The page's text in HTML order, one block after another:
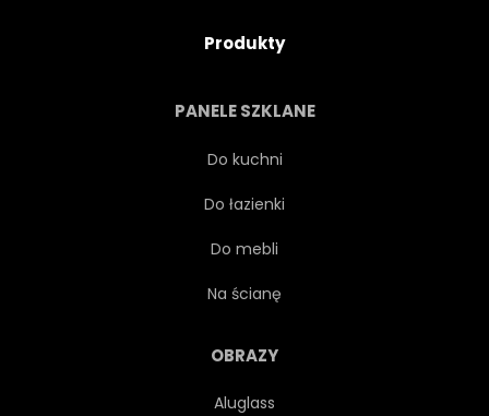
Produkty
PANELE SZKLANE
Do kuchni
Do łazienki
Do mebli
Na ścianę
OBRAZY
Aluglass